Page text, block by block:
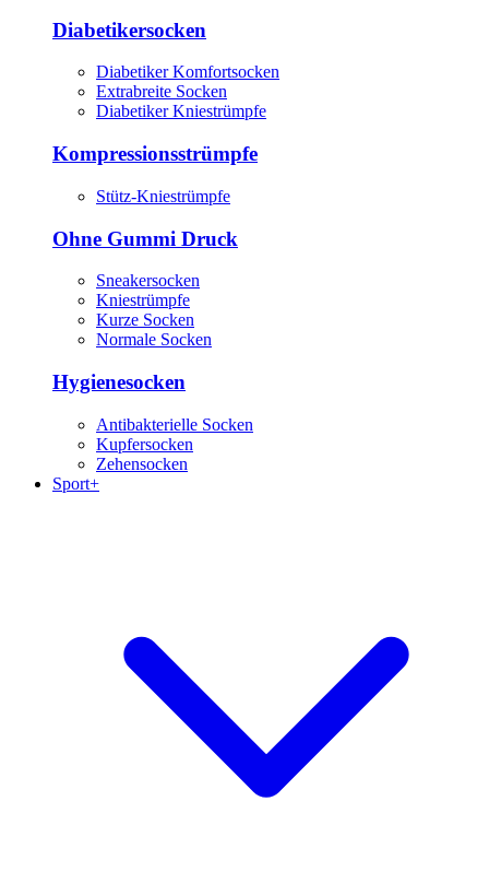
Diabetikersocken
Diabetiker Komfortsocken
Extrabreite Socken
Diabetiker Kniestrümpfe
Kompressionsstrümpfe
Stütz-Kniestrümpfe
Ohne Gummi Druck
Sneakersocken
Kniestrümpfe
Kurze Socken
Normale Socken
Hygienesocken
Antibakterielle Socken
Kupfersocken
Zehensocken
Sport+